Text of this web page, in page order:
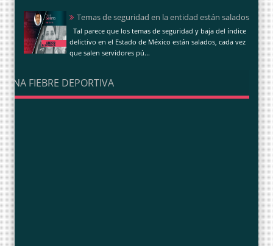
Temas de seguridad en la entidad están salados
Tal parece que los temas de seguridad y baja del índice
delictivo en el Estado de México están salados, cada vez
que salen servidores pú...
UNA FIEBRE DEPORTIVA